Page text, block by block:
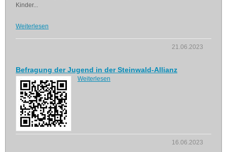
Kinder...
Weiterlesen
21.06.2023
Befragung der Jugend in der Steinwald-Allianz
Weiterlesen
16.06.2023